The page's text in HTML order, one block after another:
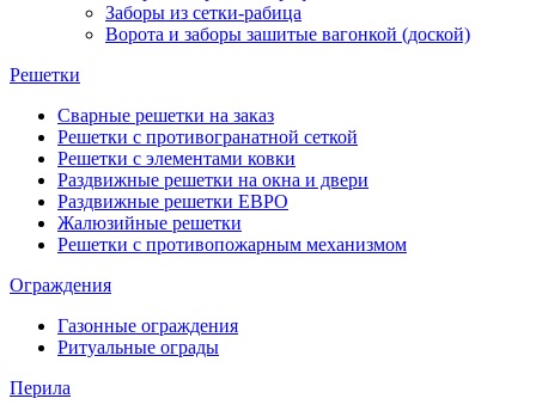
Заборы из сетки-рабица
Ворота и заборы зашитые вагонкой (доской)
Решетки
Сварные решетки на заказ
Решетки с противогранатной сеткой
Решетки с элементами ковки
Раздвижные решетки на окна и двери
Раздвижные решетки ЕВРО
Жалюзийные решетки
Решетки с противопожарным механизмом
Ограждения
Газонные ограждения
Ритуальные ограды
Перила